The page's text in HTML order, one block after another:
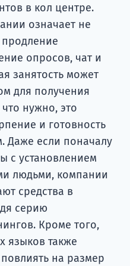
в кол центре.
означает не
опросов, чат и
занятость может
для получения
нужно, это
и готовность
Даже если поначалу
с установлением
людьми, компании
средства в
серию
Кроме того,
языков также
на размер